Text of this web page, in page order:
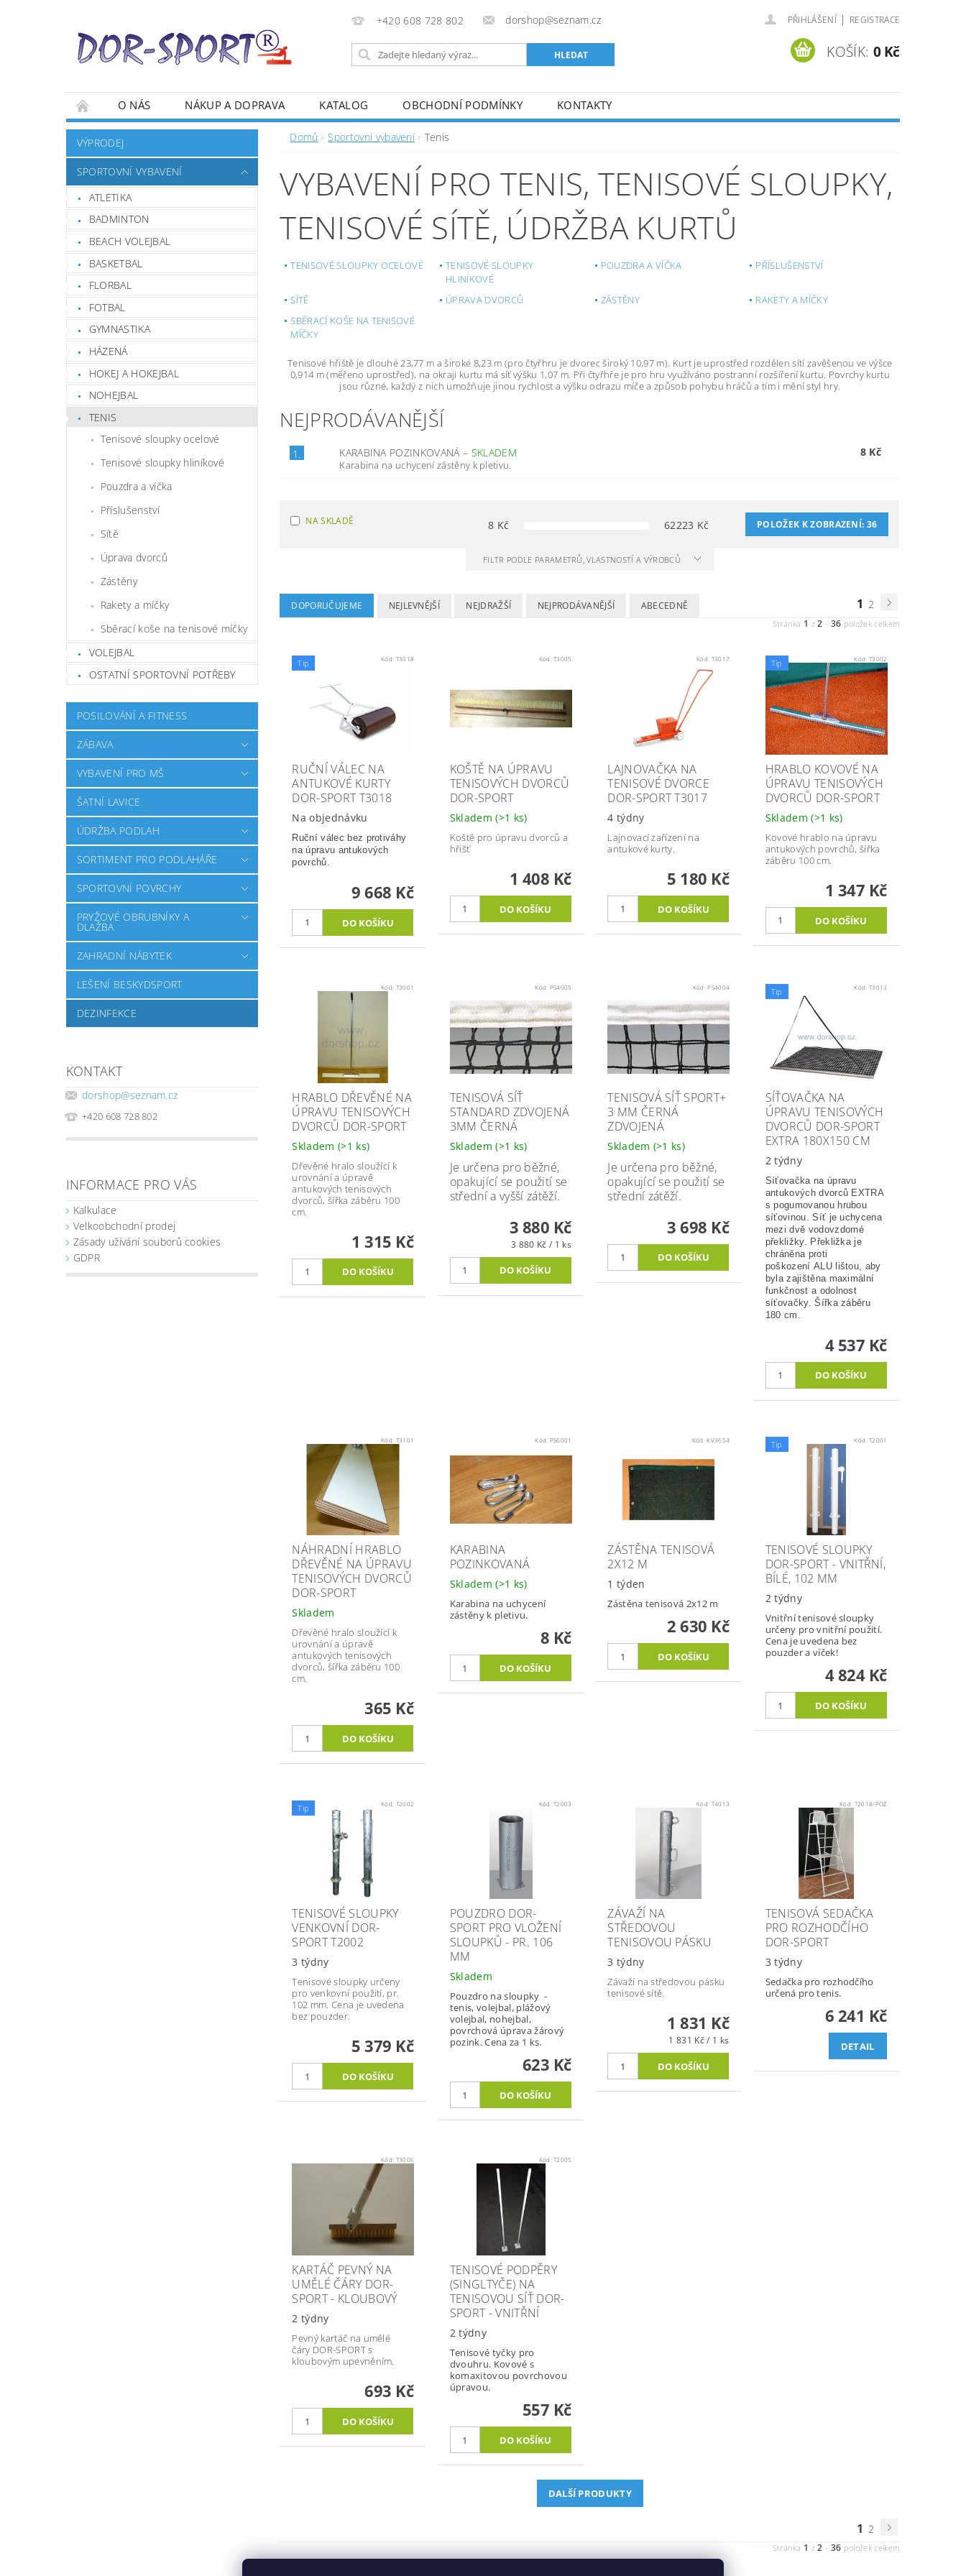
+420 608 728 802 dorshop@seznam.cz PŘIHLÁŠENÍ | REGISTRACE
KOŠÍK: 0 Kč
O NÁS NÁKUP A DOPRAVA KATALOG OBCHODNÍ PODMÍNKY KONTAKTY
VÝPRODEJ
SPORTOVNÍ VYBAVENÍ
ATLETIKA
BADMINTON
BEACH VOLEJBAL
BASKETBAL
FLORBAL
FOTBAL
GYMNASTIKA
HÁZENÁ
HOKEJ A HOKEJBAL
NOHEJBAL
TENIS
Tenisové sloupky ocelové
Tenisové sloupky hliníkové
Pouzdra a víčka
Příslušenství
Sítě
Úprava dvorců
Zástěny
Rakety a míčky
Sběrací koše na tenisové míčky
VOLEJBAL
OSTATNÍ SPORTOVNÍ POTŘEBY
POSILOVÁNÍ A FITNESS
ZÁBAVA
VYBAVENÍ PRO MŠ
ŠATNÍ LAVICE
ÚDRŽBA PODLAH
SORTIMENT PRO PODLAHÁŘE
SPORTOVNÍ POVRCHY
PRYŽOVÉ OBRUBNÍKY A
DLAŽBA
ZAHRADNÍ NÁBYTEK
LEŠENÍ BESKYDSPORT
DEZINFEKCE
KONTAKT
dorshop@seznam.cz
+420 608 728 802
INFORMACE PRO VÁS
Kalkulace
Velkoobchodní prodej
Zásady užívání souborů cookies
GDPR
Domů Sportovní vybavení Tenis
VYBAVENÍ PRO TENIS, TENISOVÉ SLOUPKY,
TENISOVÉ SÍTĚ, ÚDRŽBA KURTŮ
TENISOVÉ SLOUPKY OCELOVÉ
TENISOVÉ SLOUPKY
HLINÍKOVÉ
POUZDRA A VÍČKA PŘÍSLUŠENSTVÍ
SÍTĚ ÚPRAVA DVORCŮ ZÁSTĚNY
RAKETY A MÍČKY
SBĚRACÍ KOŠE NA TENISOVÉ
MÍČKY
Tenisové hřiště je dlouhé 23,77 m a široké 8,23 m (pro čtyřhru je dvorec široký 10,97 m). Kurt je uprostřed rozdělen sítí zavěšenou ve výšce
0,914 m (měřeno uprostřed), na okraji kurtu má síť výšku 1,07 m. Při čtyřhře je pro hru využíváno postranní rozšíření kurtu. Povrchy kurtu
jsou různé, každý z nich umožňuje jinou rychlost a výšku odrazu míče a způsob pohybu hráčů a tím i mění styl hry.
NEJPRODÁVANĚJŠÍ
1. KARABINA POZINKOVANÁ – SKLADEM
Karabina na uchycení zástěny k pletivu.
8 Kč
NA SKLADĚ 8 Kč 62223 Kč POLOŽEK K ZOBRAZENÍ: 36
FILTR PODLE PARAMETRŮ, VLASTNOSTÍ A VÝROBCŮ
DOPORUČUJEME NEJLEVNĚJŠÍ NEJDRAŽŠÍ NEJPRODÁVANĚJŠÍ ABECEDNĚ 1 2
Stránka 1 z2 - 36 položek celkem
Tip Kód: T3018
RUČNÍ VÁLEC NA
ANTUKOVÉ KURTY
DOR-SPORT T3018
Na objednávku
Ruční válec bez protiváhy
na úpravu antukových
povrchů.
9 668 Kč
Kód:T3005
KOŠTĚ NA ÚPRAVU
TENISOVÝCH DVORCŮ
DOR-SPORT
Skladem(>1 ks)
Koště pro úpravu dvorců a
hřišť
1 408 Kč
Kód: T3017
LAJNOVAČKA NA
TENISOVÉ DVORCE
DOR-SPORT T3017
4 týdny
Lajnovací zařízení na
antukové kurty.
5 180 Kč
Tip Kód:T3002
HRABLO KOVOVÉ NA
ÚPRAVU TENISOVÝCH
DVORCŮ DOR-SPORT
Skladem(>1 ks)
Kovové hrablo na úpravu
antukových povrchů, šířka
záběru 100 cm.
1 347 Kč
Kód: T3001
HRABLO DŘEVĚNÉ NA
ÚPRAVU TENISOVÝCH
DVORCŮ DOR-SPORT
Skladem (>1 ks)
Dřevěné hralo sloužící k
urovnání a úpravě
antukových tenisových
dvorců, šířka záběru 100
cm.
1 315 Kč
Kód: PS4005
TENISOVÁ SÍŤ
STANDARD ZDVOJENÁ
3MM ČERNÁ
Skladem(>1 ks)
Je určena pro běžné,
opakující se použití se
střední a vyšší zátěží.
3 880 Kč
3 880 Kč / 1 ks
Kód:PS4004
TENISOVÁ SÍŤ SPORT+
3 MM ČERNÁ
ZDVOJENÁ
Skladem (>1 ks)
Je určena pro běžné,
opakující se použití se
střední zátěží.
3 698 Kč
Tip Kód:T3013
SÍŤOVAČKA NA
ÚPRAVU TENISOVÝCH
DVORCŮ DOR-SPORT
EXTRA 180X150 CM
2 týdny
Síťovačka na úpravu
antukových dvorců EXTRA
s pogumovanou hrubou
síťovinou. Síť je uchycena
mezi dvě vodovzdorné
překližky. Překližka je
chráněna proti
poškození ALU lištou, aby
byla zajištěna maximální
funkčnost a odolnost
síťovačky. Šířka záběru
180 cm.
4 537 Kč
Kód: T3101
NÁHRADNÍ HRABLO
DŘEVĚNÉ NA ÚPRAVU
TENISOVÝCH DVORCŮ
DOR-SPORT
Skladem
Dřevěné hralo sloužící k
urovnání a úpravě
antukových tenisových
dvorců, šířka záběru 100
cm.
365 Kč
Kód: PS6001
KARABINA
POZINKOVANÁ
Skladem(>1 ks)
Karabina na uchycení
zástěny k pletivu.
8 Kč
Kód:KV3654
ZÁSTĚNA TENISOVÁ
2X12 M
1 týden
Zástěna tenisová 2x12 m
2 630 Kč
Tip Kód:T2001
TENISOVÉ SLOUPKY
DOR-SPORT - VNITŘNÍ,
BÍLÉ, 102 MM
2 týdny
Vnitřní tenisové sloupky
určeny pro vnitřní použití.
Cena je uvedena bez
pouzder a víček!
4 824 Kč
Tip Kód: T2002
TENISOVÉ SLOUPKY
VENKOVNÍ DOR-
SPORT T2002
3 týdny
Tenisové sloupky určeny
pro venkovní použití, pr.
102 mm. Cena je uvedena
bez pouzder.
5 379 Kč
Kód:T2003
POUZDRO DOR-
SPORT PRO VLOŽENÍ
SLOUPKŮ - PR. 106
MM
Skladem
Pouzdro na sloupky -
tenis, volejbal, plážový
volejbal, nohejbal,
povrchová úprava žárový
pozink. Cena za 1 ks.
623 Kč
Kód: T4013
ZÁVAŽÍ NA
STŘEDOVOU
TENISOVOU PÁSKU
3 týdny
Závaží na středovou pásku
tenisové sítě.
1 831 Kč
1 831 Kč / 1 ks
Kód: T2018/POZ
TENISOVÁ SEDAČKA
PRO ROZHODČÍHO
DOR-SPORT
3 týdny
Sedačka pro rozhodčího
určená pro tenis.
6 241 Kč
DETAIL
Kód: T3006
KARTÁČ PEVNÝ NA
UMĚLÉ ČÁRY DOR-
SPORT - KLOUBOVÝ
2 týdny
Pevný kartáč na umělé
čáry DOR-SPORT s
kloubovým upevněním.
693 Kč
Kód:T2005
TENISOVÉ PODPĚRY
(SINGLTYČE) NA
TENISOVOU SÍŤ DOR-
SPORT - VNITŘNÍ
2 týdny
Tenisové tyčky pro
dvouhru. Kovové s
komaxitovou povrchovou
úpravou.
557 Kč
DALŠÍ PRODUKTY
1 2
Stránka 1 z2 - 36 položek celkem